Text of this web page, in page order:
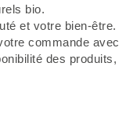
bio.
et votre bien-être.
commande avec
des produits,